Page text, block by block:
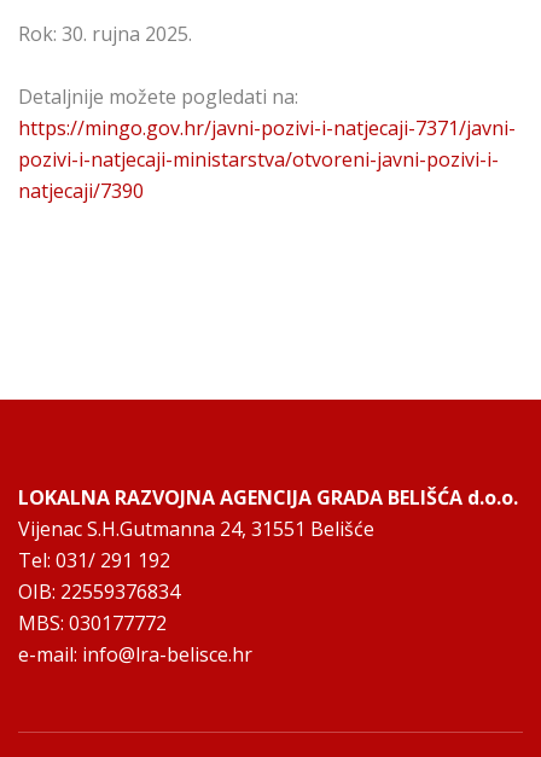
Rok: 30. rujna 2025.
Detaljnije možete pogledati na:
https://mingo.gov.hr/javni-pozivi-i-natjecaji-7371/javni-
pozivi-i-natjecaji-ministarstva/otvoreni-javni-pozivi-i-
natjecaji/7390
LOKALNA RAZVOJNA AGENCIJA GRADA BELIŠĆA d.o.o.
Vijenac S.H.Gutmanna 24, 31551 Belišće
Tel: 031/ 291 192
OIB: 22559376834
MBS: 030177772
e-mail: info@lra-belisce.hr